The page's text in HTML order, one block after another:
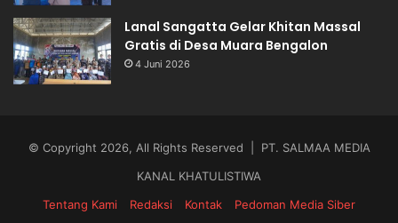
Lanal Sangatta Gelar Khitan Massal
Gratis di Desa Muara Bengalon
4 Juni 2026
© Copyright 2026, All Rights Reserved | PT. SALMAA MEDIA
KANAL KHATULISTIWA
Tentang Kami
Redaksi Kontak Pedoman Media Siber